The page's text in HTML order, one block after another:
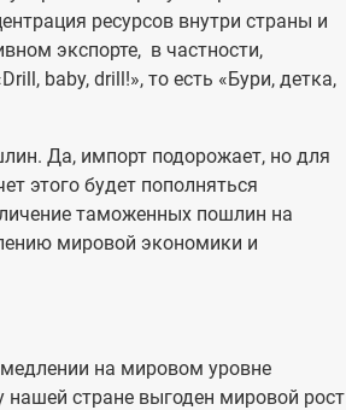
ресурсов внутри страны и
экспорте, в частности,
baby, drill!», то есть «Бури, детка,
Да, импорт подорожает, но для
этого будет пополняться
таможенных пошлин на
мировой экономики и
на мировом уровне
стране выгоден мировой рост